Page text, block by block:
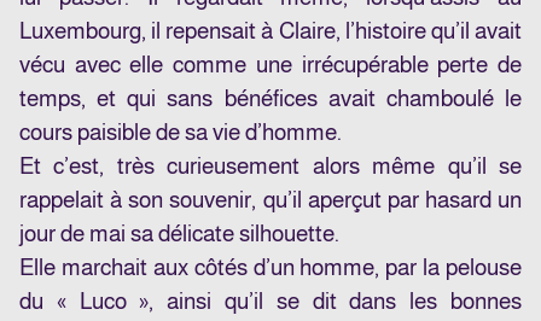
Luxembourg, il repensait à Claire, l’histoire qu’il avait
vécu avec elle comme une irrécupérable perte de
temps, et qui sans bénéfices avait chamboulé le
cours paisible de sa vie d’homme.
Et c’est, très curieusement alors même qu’il se
rappelait à son souvenir, qu’il aperçut par hasard un
jour de mai sa délicate silhouette.
Elle marchait aux côtés d’un homme, par la pelouse
du « Luco », ainsi qu’il se dit dans les bonnes